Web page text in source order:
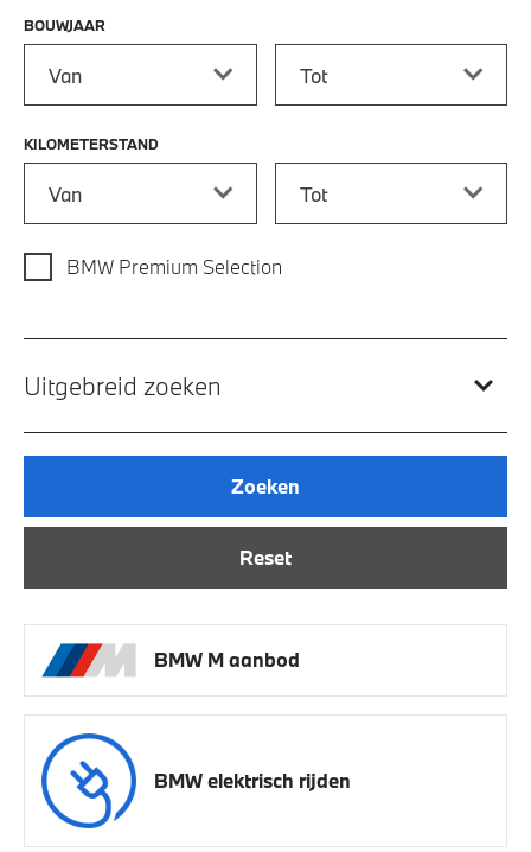
BOUWJAAR
KILOMETERSTAND
BMW Premium Selection
Uitgebreid zoeken
Reset
Zoeken
BMW M aanbod
BMW elektrisch rijden